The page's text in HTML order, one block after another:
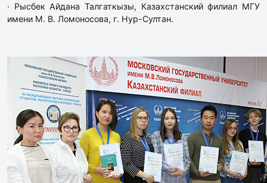
· Рысбек Айдана Талгаткызы, Казахстанский филиал МГУ
имени М. В. Ломоносова, г. Нур-Султан.